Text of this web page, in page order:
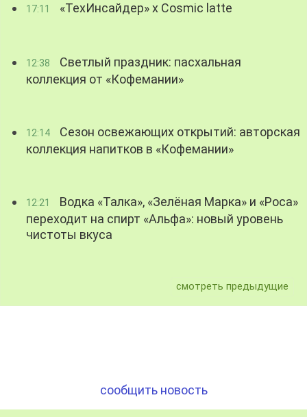
17:11 «ТехИнсайдер» х Cosmic latte
12:38
Светлый праздник: пасхальная
коллекция от «Кофемании»
12:14
Сезон освежающих открытий: авторская
коллекция напитков в «Кофемании»
12:21
Водка «Талка», «Зелёная Марка» и «Роса»
переходит на спирт «Альфа»: новый уровень
чистоты вкуса
смотреть предыдущие
сообщить новость